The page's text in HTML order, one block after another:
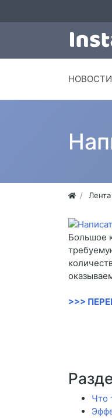
НОВОСТИ
Большое
>>>
Что